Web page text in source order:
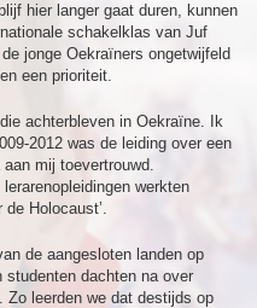
hier langer gaat duren, kunnen
schakelklas van Juf
jonge Oekraïners ongetwijfeld
een prioriteit.
achterbleven in Oekraïne. Ik
2012 was de leiding over een
mij toevertrouwd.
werkten
Holocaust’.
de aangesloten landen op
studenten dachten na over
Zo leerden we dat destijds op